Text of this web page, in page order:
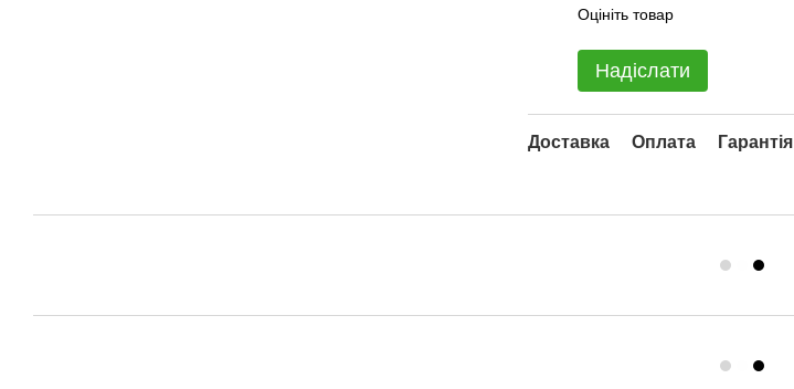
Оцініть товар
Надіслати
Доставка Оплата Гарантія